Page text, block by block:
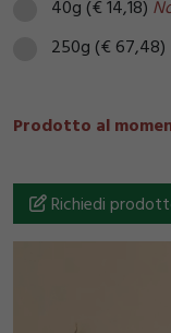
40g (€ 14,18)
250g (€ 67,48)
Prodotto al
Richiedi